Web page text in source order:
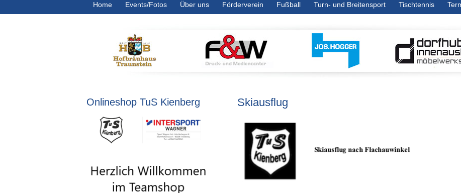
Home Events/Fotos Über uns Förderverein Fußball Turn- und Breitensport Tischtennis
Onlineshop TuS Kienberg Skiausflug